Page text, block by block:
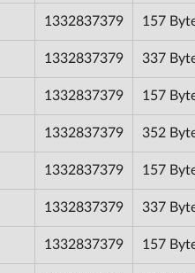
1332837379 157
1332837379 337
1332837379 157
1332837379 352
1332837379 157
1332837379 337
1332837379 157